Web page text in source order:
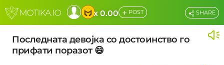
x 0.00 + POST
Последната девојка со достоинство го
прифати поразот 😄
SHARE